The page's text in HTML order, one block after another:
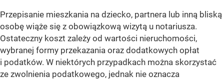
Przepisanie mieszkania na dziecko, partnera lub inną bliską
osobę wiąże się z obowiązkową wizytą u notariusza.
Ostateczny koszt zależy od wartości nieruchomości,
wybranej formy przekazania oraz dodatkowych opłat
i podatków. W niektórych przypadkach można skorzystać
ze zwolnienia podatkowego, jednak nie oznacza